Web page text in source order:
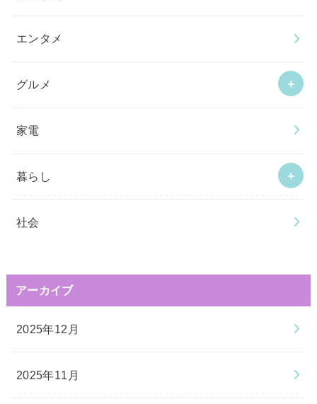
エンタメ
グルメ
家電
暮らし
社会
アーカイブ
2025年12月
2025年11月